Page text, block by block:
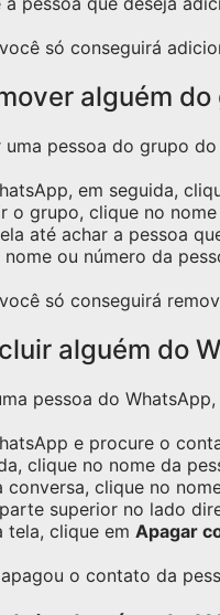
só conseguirá
alguém
uma pessoa do grupo
em seguida,
o grupo, clique no
até achar a pessoa
nome ou número da
só conseguirá
alguém do
pessoa do
e procure o
clique no nome da
conversa, clique no
superior no lado
tela, clique em Apagar
o contato da